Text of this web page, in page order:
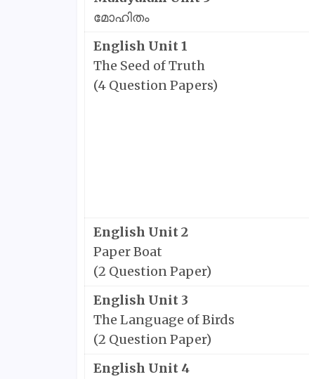
മോഹിതം
English Unit 1
The Seed of Truth
(4 Question Papers)
English Unit 2
Paper Boat
(2 Question Paper)
English Unit 3
The Language of Birds
(2 Question Paper)
English Unit 4